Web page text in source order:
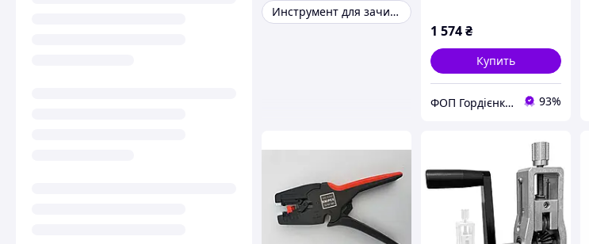
Инструмент для зачистки проводов
1 574₴
Купить
ФОП Гордієнко Олеся Євгеніївна 93%